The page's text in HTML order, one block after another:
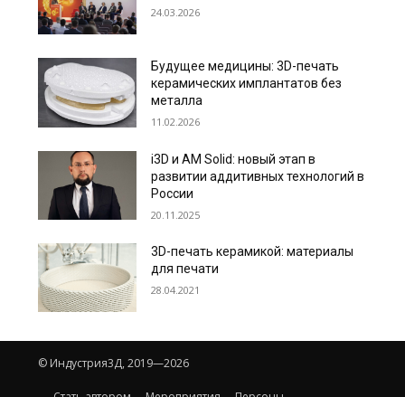
24.03.2026
Будущее медицины: 3D-печать
керамических имплантатов без
металла
11.02.2026
i3D и AM Solid: новый этап в
развитии аддитивных технологий в
России
20.11.2025
3D-печать керамикой: материалы
для печати
28.04.2021
© Индустрия3Д, 2019—2026